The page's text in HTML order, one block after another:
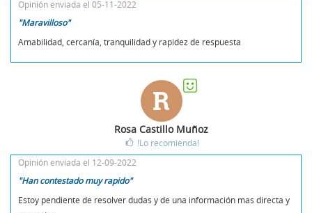
Opinión enviada el 05-11-2022
"Maravilloso"
Amabilidad, cercanía, tranquilidad y rapidez de respuesta
R
Rosa Castillo Muñoz
!Lo recomienda!
Opinión enviada el 12-09-2022
"Han contestado muy rapido"
Estoy pendiente de resolver dudas y de una información mas directa y